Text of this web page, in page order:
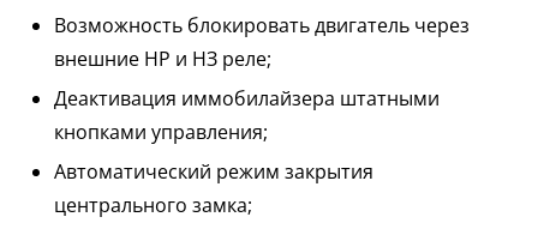
Возможность блокировать двигатель через
внешние НР и НЗ реле;
Деактивация иммобилайзера штатными
кнопками управления;
Автоматический режим закрытия
центрального замка;